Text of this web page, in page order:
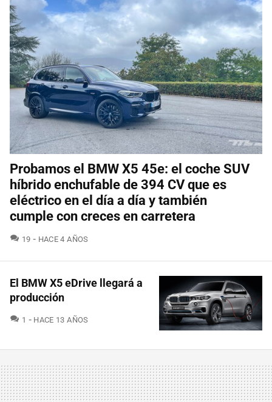
Probamos el BMW X5 45e: el coche SUV
híbrido enchufable de 394 CV que es
eléctrico en el día a día y también
cumple con creces en carretera
19 COMENTARIOS
HACE 4 AÑOS
El BMW X5 eDrive llegará a
producción
1 COMENTARIOS
HACE 13 AÑOS